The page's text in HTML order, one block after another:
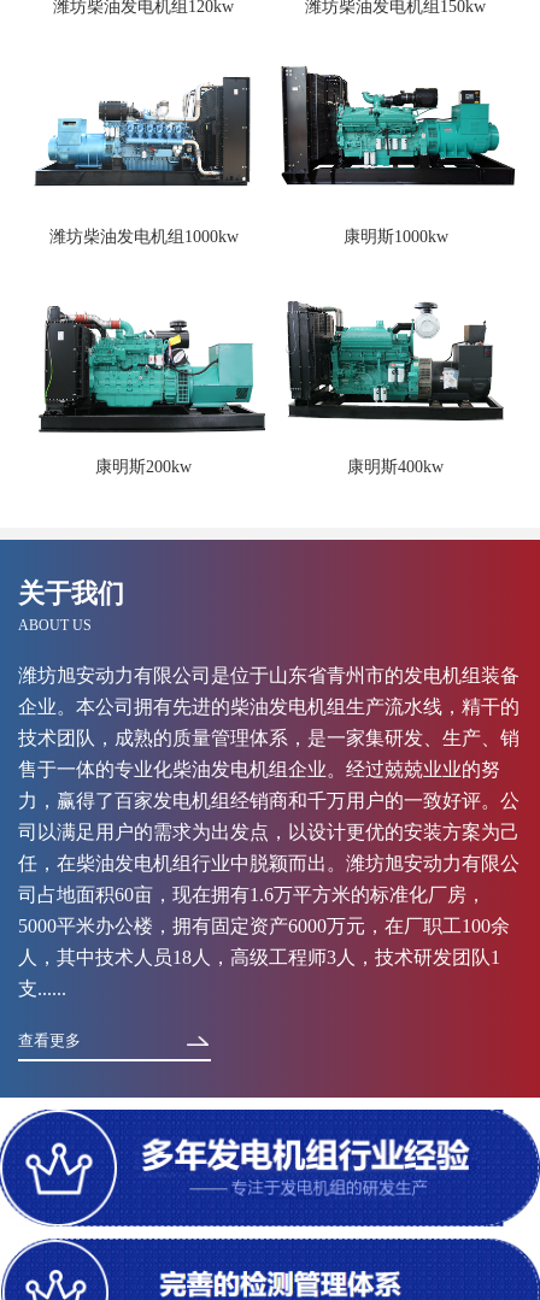
潍坊柴油发电机组120kw 潍坊柴油发电机组150kw
潍坊柴油发电机组1000kw 康明斯1000kw
康明斯200kw 康明斯400kw
关于我们
ABOUT US
潍坊旭安动力有限公司是位于山东省青州市的发电机组装备
企业。本公司拥有先进的柴油发电机组生产流水线，精干的
技术团队，成熟的质量管理体系，是一家集研发、生产、销
售于一体的专业化柴油发电机组企业。经过兢兢业业的努
力，赢得了百家发电机组经销商和千万用户的一致好评。公
司以满足用户的需求为出发点，以设计更优的安装方案为己
任，在柴油发电机组行业中脱颖而出。潍坊旭安动力有限公
司占地面积60亩，现在拥有1.6万平方米的标准化厂房，
5000平米办公楼，拥有固定资产6000万元，在厂职工100余
人，其中技术人员18人，高级工程师3人，技术研发团队1
支......
查看更多